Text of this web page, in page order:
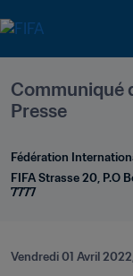
Communiqué
Presse
Fédération
FIFA Strasse 20, P.O
7777
Vendredi 01 Avril